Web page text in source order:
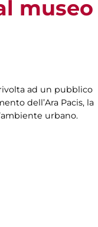
museo
ad un pubblico
dell’Ara Pacis, la
urbano.